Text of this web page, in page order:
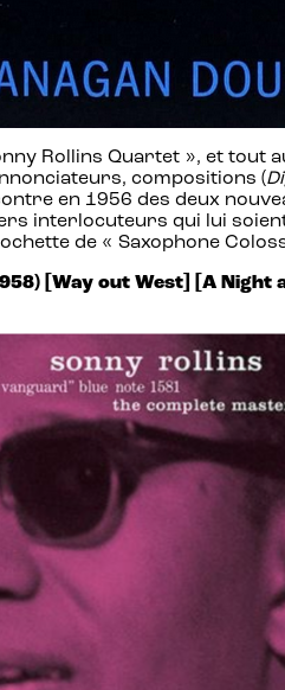
Rollins Quartet », et
compositions (
en 1956 des deux
interlocuteurs qui lui
de « Saxophone
[Way out West] [A Night